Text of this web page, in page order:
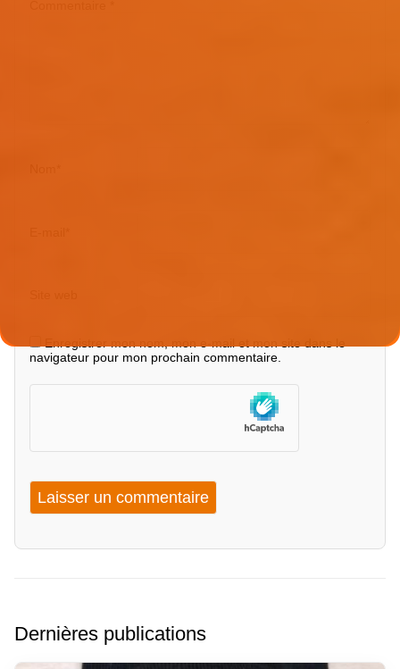
Enregistrer mon nom, mon e-mail et mon site dans le
navigateur pour mon prochain commentaire.
Dernières publications